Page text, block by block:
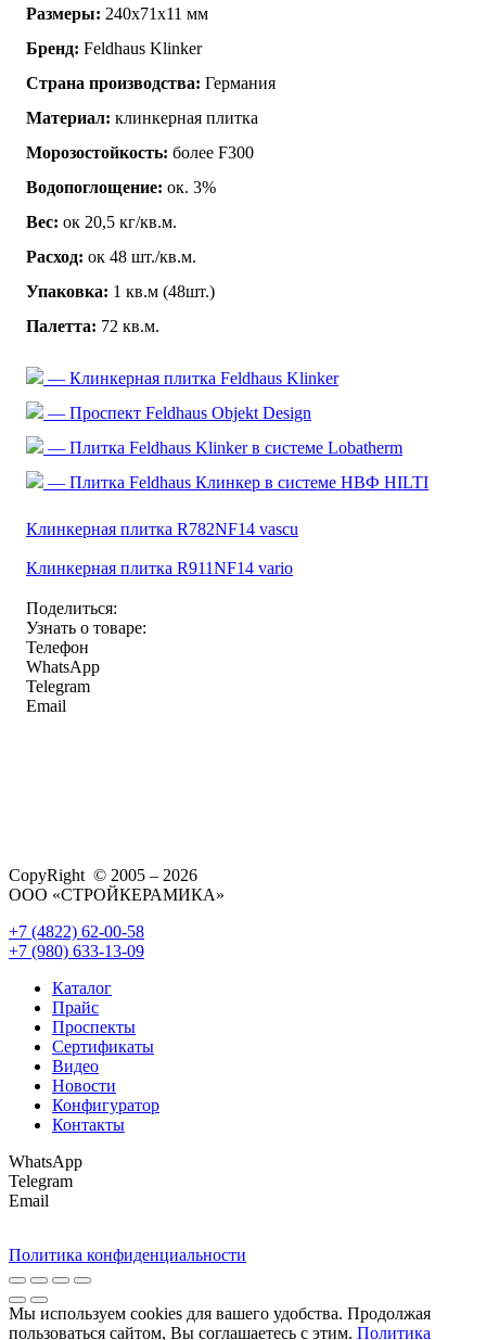
Размеры: 240x71x11 мм
Бренд: Feldhaus Klinker
Страна производства: Германия
Материал: клинкерная плитка
Морозостойкость: более F300
Водопоглощение: ок. 3%
Вес: ок 20,5 кг/кв.м.
Расход: ок 48 шт./кв.м.
Упаковка: 1 кв.м (48шт.)
Палетта: 72 кв.м.
— Клинкерная плитка Feldhaus Klinker
— Проспект Feldhaus Objekt Design
— Плитка Feldhaus Klinker в системе Lobatherm
— Плитка Feldhaus Клинкер в системе НВФ HILTI
Клинкерная плитка R782NF14 vascu
Клинкерная плитка R911NF14 vario
Поделиться:
Узнать о товаре:
Телефон
WhatsApp
Telegram
Email
CopyRight © 2005 – 2026
ООО «СТРОЙКЕРАМИКА»
+7 (4822) 62-00-58
+7 (980) 633-13-09
Каталог
Прайс
Проспекты
Сертификаты
Видео
Новости
Конфигуратор
Контакты
WhatsApp
Telegram
Email
Политика конфиденциальности
Мы используем cookies для вашего удобства. Продолжая
пользоваться сайтом, Вы соглашаетесь с этим. Политика